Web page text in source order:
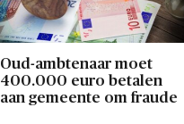
Oud-ambtenaar moet
400.000 euro betalen
aan gemeente om fraude